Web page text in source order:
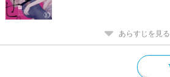
あらすじを見る